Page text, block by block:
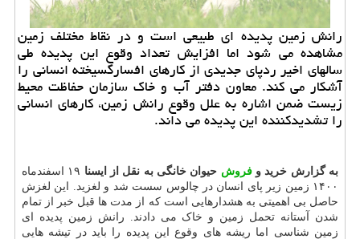
رانش زمین پدیده ای طبیعی است و در نقاط مختلف زمین
مشاهده می شود اما افزایش تعداد وقوع این پدیده طی
سالهای اخیر ردپای جدیدی از کارهای افسارگسیخته انسانی را
آشکار می کند. معاون دفتر آب و خاک سازمان حفاظت محیط
زیست ضمن اشاره به علل وقوع رانش زمین، کارهای انسانی
را تشدیدکننده این پدیده می داند.
به گزارش خرید وفروش حیوان خانگی به نقل از ایسنا
۱۹ اسفندماه
۱۴۰۰ زمین زیر پای انسان در چالوس سست شد و لغزید. این لغزش
حاصل بی اهمیتی به هشدارهایی است که از مدت ها قبل خبر از تمام
شدن آستانه تحمل زمین و خاک می دادند. رانش زمین پدیده ای
زمین شناسی اما ریشه های وقوع این پدیده را باید در تیشه هایی